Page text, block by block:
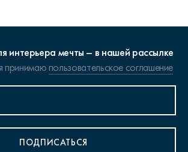
интерьера мечты – в нашей рассылке
принимаюпользовательское соглашение
ПОДПИСАТЬСЯ